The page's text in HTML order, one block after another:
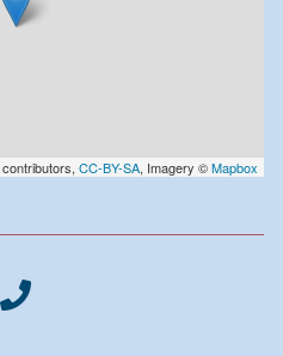
contributors, CC-BY-SA, Imagery ©Mapbox